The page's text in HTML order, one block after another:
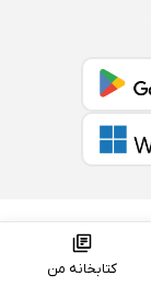
کتابخانه من